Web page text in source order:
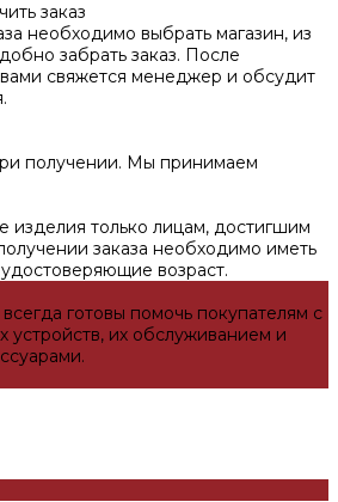
заказ
необходимо выбрать магазин, из
забрать заказ. После
свяжется менеджер и обсудит
получении. Мы принимаем
только лицам, достигшим
заказа необходимо иметь
возраст.
готовы помочь покупателям с
устройств, их обслуживанием и